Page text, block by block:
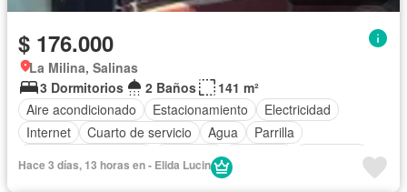
$ 176.000
La Milina, Salinas
3 Dormitorios
2 Baños
141 m²
Aire acondicionado
Estacionamiento
Electricidad
Internet
Cuarto de servicio Agua
Parrilla
Gimnasio
Hace 3 días, 13 horas en - Elida Lucin